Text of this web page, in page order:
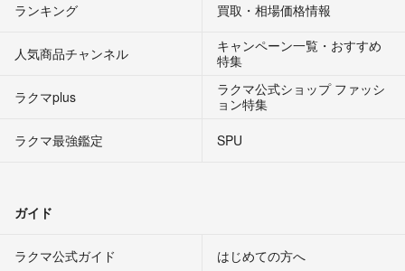
ランキング 買取・相場価格情報
人気商品チャンネル
キャンペーン一覧・おすすめ
特集
ラクマplus
ラクマ公式ショップ ファッシ
ョン特集
ラクマ最強鑑定
SPU
ガイド
ラクマ公式ガイド はじめての方へ